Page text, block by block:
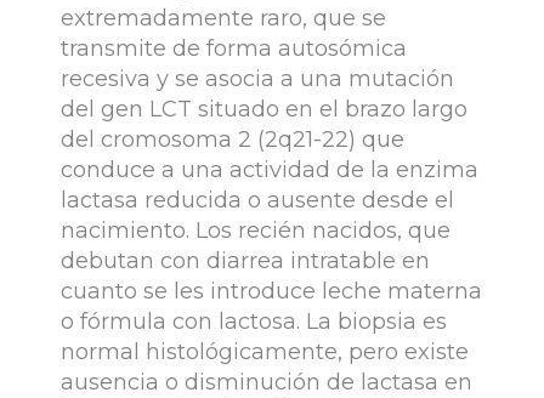
extremadamente raro, que se
transmite de forma autosómica
recesiva y se asocia a una mutación
del gen LCT situado en el brazo largo
del cromosoma 2 (2q21-22) que
conduce a una actividad de la enzima
lactasa reducida o ausente desde el
nacimiento. Los recién nacidos, que
debutan con diarrea intratable en
cuanto se les introduce leche materna
o fórmula con lactosa. La biopsia es
normal histológicamente, pero existe
ausencia o disminución de lactasa en